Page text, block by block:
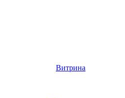
Витрина